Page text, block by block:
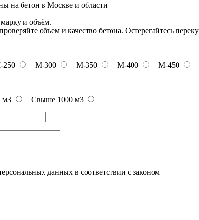
на бетон в Москве и области
и объём.
объем и качество бетона. Остерегайтесь
250 М-300 М-350 М-400 М-450
м3 Свыше 1000 м3
данных в соответствии с законом